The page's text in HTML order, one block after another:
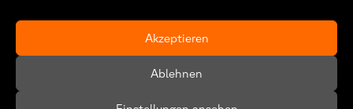
Akzeptieren
Ablehnen